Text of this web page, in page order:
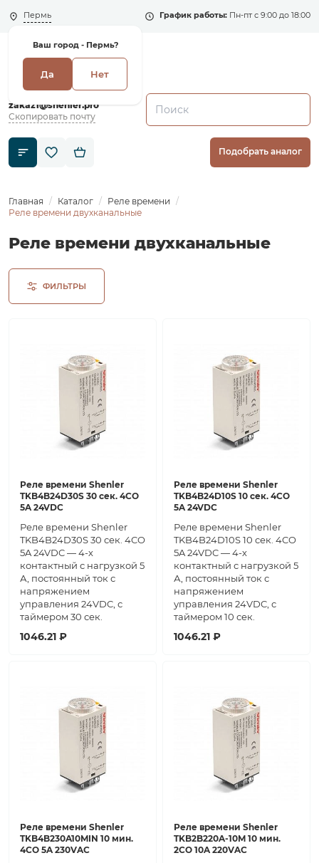
Пермь
Ваш город - Пермь?
Да Нет
График работы: Пн-пт с 9:00 до 18:00
+7 (495) 135-135-5
zakaz1@shenler.pro
Скопировать почту
Подобрать аналог
Главная Каталог
Реле времени
Реле времени двухканальные
Реле времени двухканальные
ФИЛЬТРЫ
Реле времени Shenler
TKB4B24D30S 30 сек. 4CO
5A 24VDC
Реле времени Shenler
TKB4B24D30S 30 сек. 4CO
5A 24VDC — 4-х
контактный с нагрузкой 5
А, постоянный ток с
напряжением
управления 24VDC, с
таймером 30 сек.
1046.21 ₽
Реле времени Shenler
TKB4B24D10S 10 сек. 4CO
5A 24VDC
Реле времени Shenler
TKB4B24D10S 10 сек. 4CO
5A 24VDC — 4-х
контактный с нагрузкой 5
А, постоянный ток с
напряжением
управления 24VDC, с
таймером 10 сек.
1046.21 ₽
Реле времени Shenler
TKB4B230A10MIN 10 мин.
4CO 5A 230VAC
Реле времени Shenler
TKB2B220A-10M 10 мин.
2СО 10A 220VAC